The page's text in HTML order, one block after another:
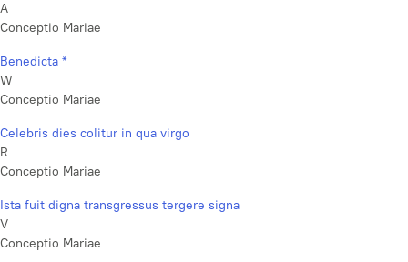
A
Conceptio Mariae
Benedicta *
W
Conceptio Mariae
Celebris dies colitur in qua virgo
R
Conceptio Mariae
Ista fuit digna transgressus tergere signa
V
Conceptio Mariae